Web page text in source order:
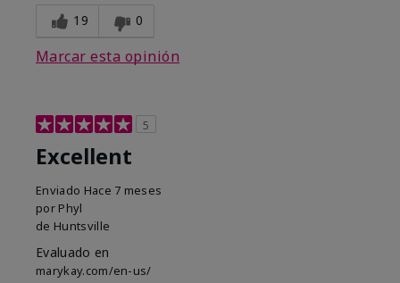
19 0
Marcar esta opinión
5
Excellent
Enviado Hace 7 meses
por Phyl
de Huntsville
Evaluado en
marykay.com/en-us/